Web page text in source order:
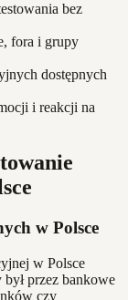
bez
fora i grupy
dostępnych
i reakcji na
w Polsce
w Polsce
przez bankowe
czy